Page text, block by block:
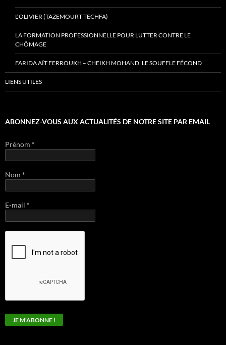
L’OLIVIER (TAZEMOURT TECHFA)
LA FORMATION PROFESSIONNELLE POUR LUTTER CONTRE LE
CHÔMAGE
FARIDA AÏT FERROUKH – CHEIKH MOHAND, LE SOUFFLE FÉCOND
LIENS UTILES
ABONNEZ-VOUS AUX ACTUALITÉS DE NOTRE SITE PAR EMAIL
Prénom *
Nom *
E-mail *